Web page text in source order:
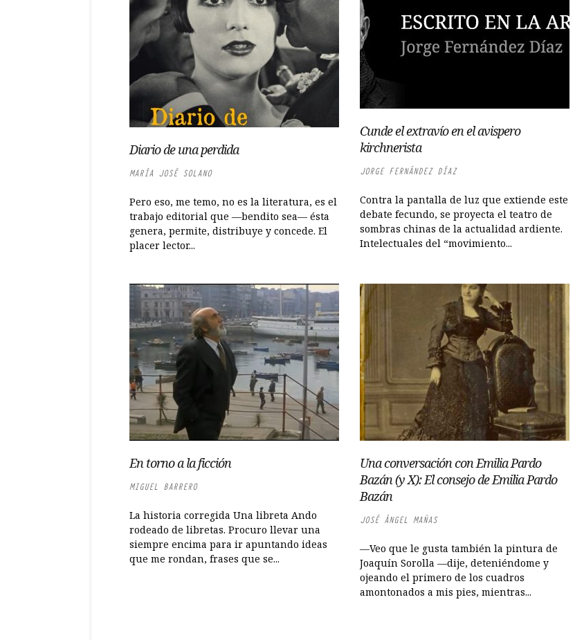
Diario de una perdida
MARÍA JOSÉ SOLANO
Pero eso, me temo, no es la literatura, es el
trabajo editorial que —bendito sea— ésta
genera, permite, distribuye y concede. El
placer lector...
Cunde el extravío en el avispero
kirchnerista
JORGE FERNÁNDEZ DÍAZ
Contra la pantalla de luz que extiende este
debate fecundo, se proyecta el teatro de
sombras chinas de la actualidad ardiente.
Intelectuales del “movimiento...
En torno a la ficción
MIGUEL BARRERO
La historia corregida Una libreta Ando
rodeado de libretas. Procuro llevar una
siempre encima para ir apuntando ideas
que me rondan, frases que se...
Una conversación con Emilia Pardo
Bazán (y X): El consejo de Emilia Pardo
Bazán
JOSÉ ÁNGEL MAÑAS
—Veo que le gusta también la pintura de
Joaquín Sorolla —dije, deteniéndome y
ojeando el primero de los cuadros
amontonados a mis pies, mientras...